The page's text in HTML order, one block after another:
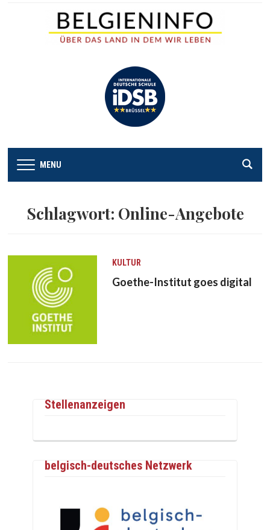
MENU
Schlagwort: Online-Angebote
KULTUR
Goethe-Institut goes digital
Stellenanzeigen
belgisch-deutsches Netzwerk